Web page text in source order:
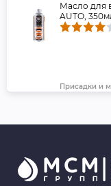
Масло для
AUTO,
Присадки и